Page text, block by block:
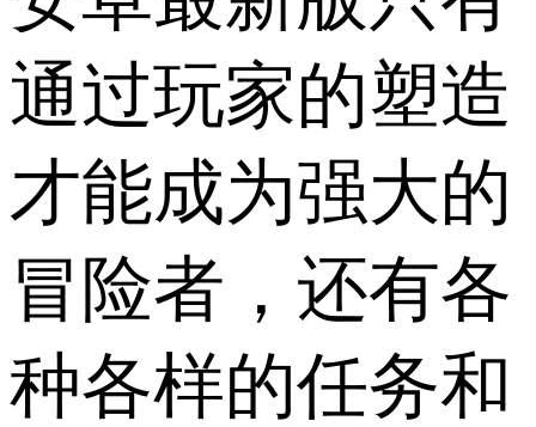
通过玩家的塑造
才能成为强大的
冒险者，还有各
种各样的任务和